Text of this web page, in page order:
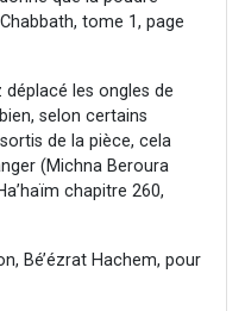
tome 1, page
les ongles de
selon certains
de la pièce, cela
(Michna Beroura
chapitre 260,
Bé’ézrat Hachem, pour